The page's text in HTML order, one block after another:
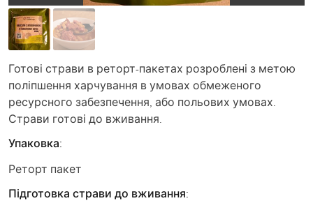
Готові страви в реторт-пакетах розроблені з метою
поліпшення харчування в умовах обмеженого
ресурсного забезпечення, або польових умовах.
Страви готові до вживання.
Упаковка:
Реторт пакет
Підготовка страви до вживання: